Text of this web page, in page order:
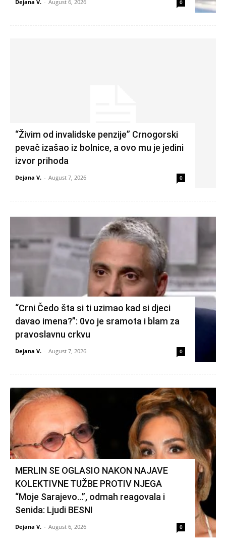
Dejana V. - August 6, 2026 0
“Živim od invalidske penzije” Crnogorski
pevač izašao iz bolnice, a ovo mu je jedini
izvor prihoda
Dejana V. - August 7, 2026 0
“Crni Čedo šta si ti uzimao kad si djeci
davao imena?”: 0vo je sramota i blam za
pravoslavnu crkvu
Dejana V. - August 7, 2026 0
MERLIN SE OGLASIO NAKON NAJAVE
KOLEKTIVNE TUŽBE PROTIV NJEGA
“Moje Sarajevo…”, odmah reagovala i
Senida: Ljudi BESNI
Dejana V. - August 6, 2026 0